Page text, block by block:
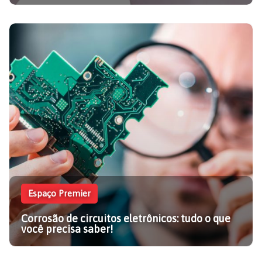
Espaço Premier
Corrosão de circuitos eletrônicos: tudo o que
você precisa saber!